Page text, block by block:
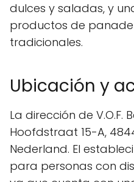
dulces y saladas, y
productos de
tradicionales.
Ubicación y
La dirección de V.O.F.
Hoofdstraat 15-A,
Nederland. El
para personas con